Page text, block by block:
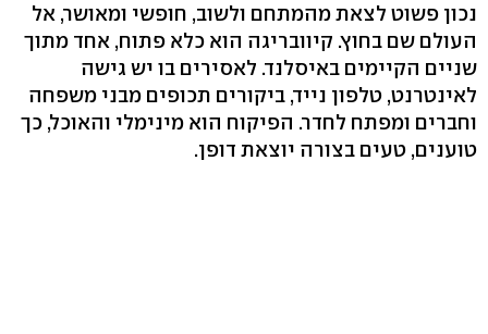
נכון פשוט לצאת מהמתחם ולשוב, חופשי ומאושר, אל
העולם שם בחוץ. קיוובריגה הוא כלא פתוח, אחד מתוך
שניים הקיימים באיסלנד. לאסירים בו יש גישה
לאינטרנט, טלפון נייד, ביקורים תכופים מבני משפחה
וחברים ומפתח לחדר. הפיקוח הוא מינימלי והאוכל, כך
טוענים, טעים בצורה יוצאת דופן.